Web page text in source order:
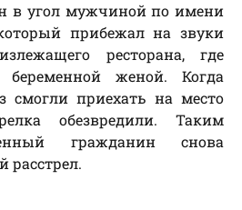
в угол мужчиной по имени
прибежал на звуки
ресторана, где
женой. Когда
смогли приехать на место
обезвредили. Таким
гражданин снова
расстрел.